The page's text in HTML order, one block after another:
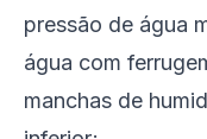
pressão de água
água com
manchas de